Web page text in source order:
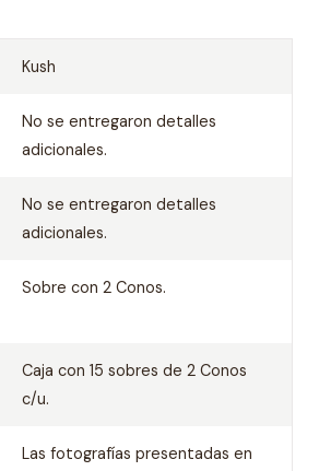
Kush
No se entregaron detalles
adicionales.
No se entregaron detalles
adicionales.
Sobre con 2 Conos.
Caja con 15 sobres de 2 Conos
c/u.
Las fotografías presentadas en